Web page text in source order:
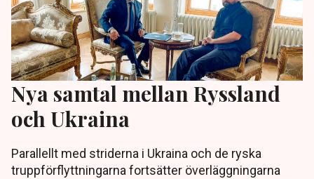
Nya samtal mellan Ryssland
och Ukraina
Parallellt med striderna i Ukraina och de ryska
truppförflyttningarna fortsätter överläggningarna